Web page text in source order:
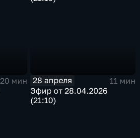
20 мин
28 апреля
11 мин
Эфир от 28.04.2026
(21:10)